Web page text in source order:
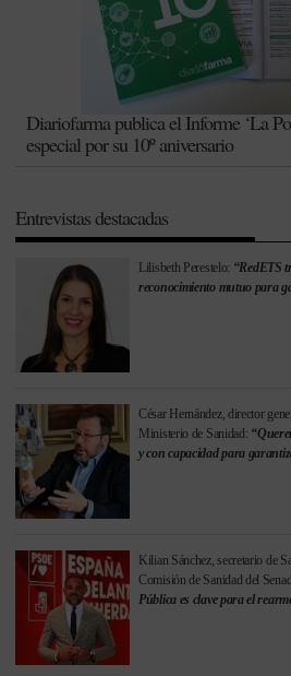
Diariofarma publica el Informe ‘La
especial por su 10º aniversario
Entrevistas destacadas
Lilisbeth Perestelo: “RedETS
reconocimiento mutuo para
César Hernández, director
Ministerio de Sanidad:
y con capacidad para
Kilian Sánchez, secretario de
Comisión de Sanidad del
Pública es clave para el